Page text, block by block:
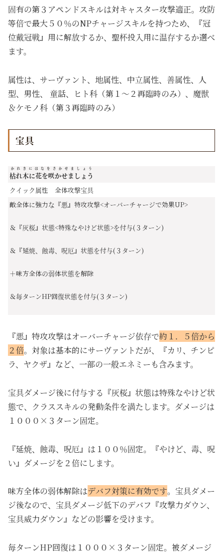
固有の第３アペンドスキルは対キャスター攻撃適正。攻防
等倍で最大５０％のNPチャージスキルを持つため、『冠
位戴冠戦』用に解放するか、聖杯投入用に温存するか選べ
ます。
属性は、サーヴァント、地属性、中立属性、善属性、人
型、男性、
童話、
ヒト科（第１～２再臨時のみ）、魔獣
＆ケモノ科（第３再臨時のみ）
宝具
枯れ木に花を咲かせましょう
かれきにはなをさかせましょう
クイック属性 全体攻撃宝具
敵全体に強力な『悪』特攻攻撃<オーバーチャージで効果UP>
＆『灰桜』状態<特殊なやけど状態>を付与(３ターン)
＆『延焼、蝕毒、呪厄』状態を付与(３ターン)
＋味方全体の弱体状態を解除
＆毎ターンHP回復状態を付与(３ターン)
『悪』特攻攻撃はオーバーチャージ依存で約１．５倍から
２倍。対象は基本的にサーヴァントだが、『カリ、チンピ
ラ、ヤクザ』など、一部の一般エネミーも含みます。
宝具ダメージ後に付与する『灰桜』状態は特殊なやけど状
態で、クラススキルの発動条件を満たします。ダメージは
１０００×３ターン固定。
『延焼、蝕毒、呪厄』は１００％固定。『やけど、毒、呪
い』ダメージを２倍にします。
味方全体の弱体解除はデバフ対策に有効です。宝具ダメー
ジ後なので、宝具ダメージ低下のデバフ『攻撃力ダウン、
宝具威力ダウン』などの影響を受けます。
毎ターンHP回復は１０００×３ターン固定。被ダメージ